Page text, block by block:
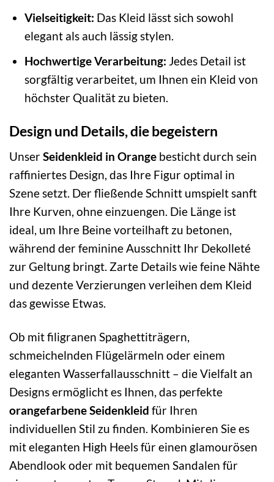
Vielseitigkeit: Das Kleid lässt sich sowohl
elegant als auch lässig stylen.
Hochwertige Verarbeitung: Jedes Detail ist
sorgfältig verarbeitet, um Ihnen ein Kleid von
höchster Qualität zu bieten.
Design und Details, die begeistern
UnserSeidenkleid in Orange besticht durch sein
raffiniertes Design, das Ihre Figur optimal in
Szene setzt. Der fließende Schnitt umspielt sanft
Ihre Kurven, ohne einzuengen. Die Länge ist
ideal, um Ihre Beine vorteilhaft zu betonen,
während der feminine Ausschnitt Ihr Dekolleté
zur Geltung bringt. Zarte Details wie feine Nähte
und dezente Verzierungen verleihen dem Kleid
das gewisse Etwas.
Ob mit filigranen Spaghettiträgern,
schmeichelnden Flügelärmeln oder einem
eleganten Wasserfallausschnitt – die Vielfalt an
Designs ermöglicht es Ihnen, das perfekte
orangefarbene Seidenkleid für Ihren
individuellen Stil zu finden. Kombinieren Sie es
mit eleganten High Heels für einen glamourösen
Abendlook oder mit bequemen Sandalen für